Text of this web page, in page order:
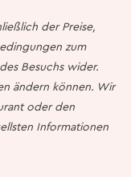
der Preise,
zum
Besuchs wider.
ändern können. Wir
oder den
Informationen